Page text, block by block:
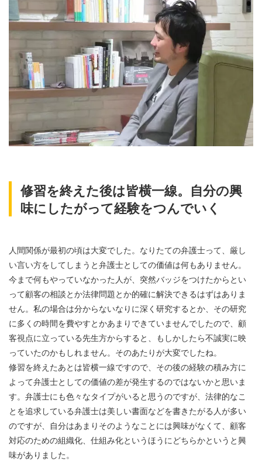
修習を終えた後は皆横一線。自分の興
味にしたがって経験をつんでいく
人間関係が最初の頃は大変でした。なりたての弁護士って、厳し
い言い方をしてしまうと弁護士としての価値は何もありません。
今まで何もやっていなかった人が、突然バッジをつけたからとい
って顧客の相談とか法律問題とか的確に解決できるはずはありま
せん。私の場合は分からないなりに深く研究するとか、その研究
に多くの時間を費やすとかあまりできていませんでしたので、顧
客視点に立っている先生方からすると、もしかしたら不誠実に映
っていたのかもしれません。そのあたりが大変でしたね。
修習を終えたあとは皆横一線ですので、その後の経験の積み方に
よって弁護士としての価値の差が発生するのではないかと思いま
す。弁護士にも色々なタイプがいると思うのですが、法律的なこ
とを追求している弁護士は美しい書面などを書きたがる人が多い
のですが、自分はあまりそのようなことには興味がなくて、顧客
対応のための組織化、仕組み化というほうにどちらかというと興
味がありました。